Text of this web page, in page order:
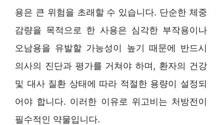
용은 큰 위험을 초래할 수 있습니다. 단순한 체중
감량을 목적으로 한 사용은 심각한 부작용이나
오남용을 유발할 가능성이 높기 때문에 반드시
의사의 진단과 평가를 거쳐야 하며, 환자의 건강
및 대사 질환 상태에 따라 적절한 용량이 설정되
어야 합니다. 이러한 이유로 위고비는 처방전이
필수적인 약물입니다.